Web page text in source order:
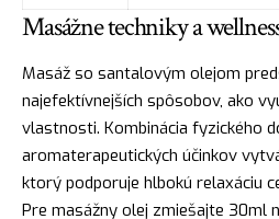
Masážne techniky a
Masáž so santalovým olejom
najefektívnejších spôsobov, ako
vlastnosti. Kombinácia fyzického
aromaterapeutických účinkov
ktorý podporuje hlbokú relaxáciu
Pre masážny olej zmiešajte 30ml